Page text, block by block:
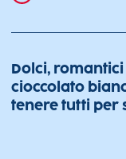
Dolci,
cioccolato
tenere tutti per